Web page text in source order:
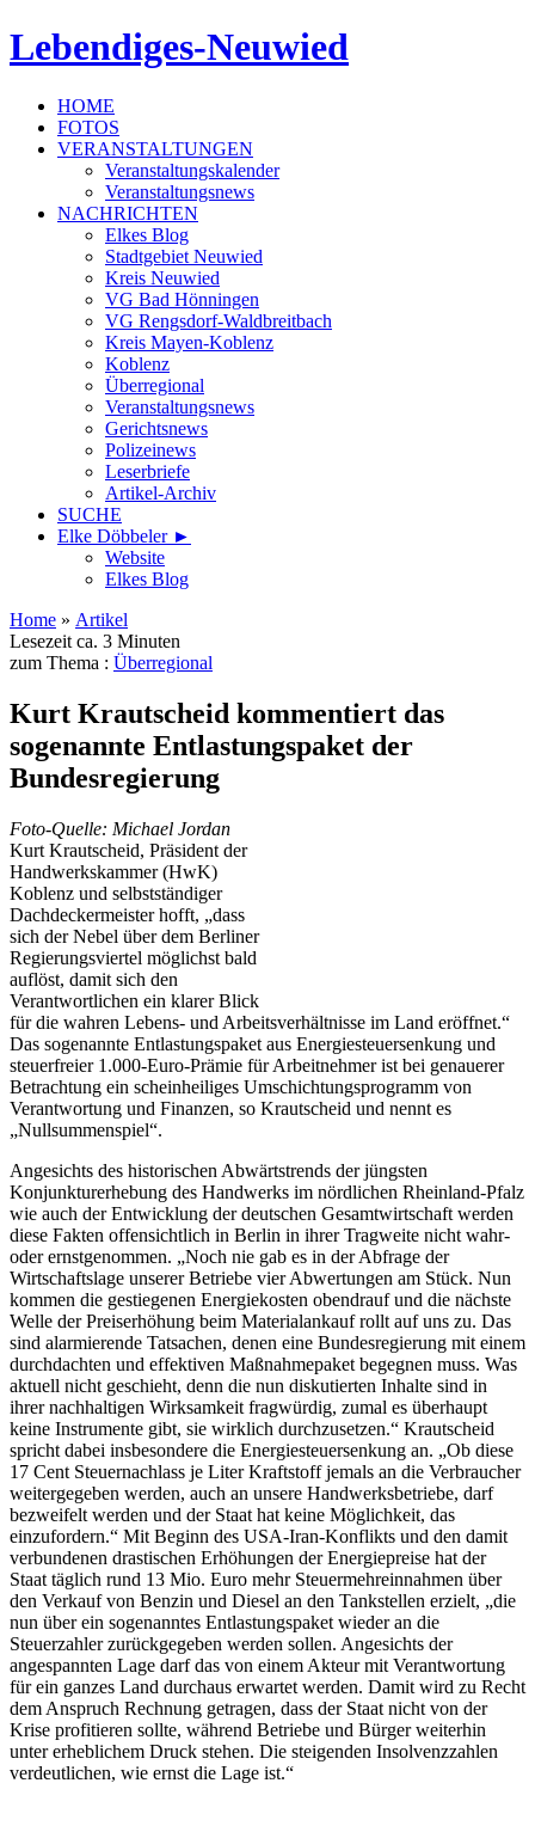
Lebendiges-Neuwied
HOME
FOTOS
VERANSTALTUNGEN
Veranstaltungskalender
Veranstaltungsnews
NACHRICHTEN
Elkes Blog
Stadtgebiet Neuwied
Kreis Neuwied
VG Bad Hönningen
VG Rengsdorf-Waldbreitbach
Kreis Mayen-Koblenz
Koblenz
Überregional
Veranstaltungsnews
Gerichtsnews
Polizeinews
Leserbriefe
Artikel-Archiv
SUCHE
Elke Döbbeler ►
Website
Elkes Blog
Home » Artikel
Lesezeit ca. 3 Minuten
zum Thema : Überregional
Kurt Krautscheid kommentiert das
sogenannte Entlastungspaket der
Bundesregierung
Foto-Quelle: Michael Jordan
Kurt Krautscheid, Präsident der
Handwerkskammer (HwK)
Koblenz und selbstständiger
Dachdeckermeister hofft, „dass
sich der Nebel über dem Berliner
Regierungsviertel möglichst bald
auflöst, damit sich den
Verantwortlichen ein klarer Blick
für die wahren Lebens- und Arbeitsverhältnisse im Land eröffnet.“
Das sogenannte Entlastungspaket aus Energiesteuersenkung und
steuerfreier 1.000-Euro-Prämie für Arbeitnehmer ist bei genauerer
Betrachtung ein scheinheiliges Umschichtungsprogramm von
Verantwortung und Finanzen, so Krautscheid und nennt es
„Nullsummenspiel“.
Angesichts des historischen Abwärtstrends der jüngsten
Konjunkturerhebung des Handwerks im nördlichen Rheinland-Pfalz
wie auch der Entwicklung der deutschen Gesamtwirtschaft werden
diese Fakten offensichtlich in Berlin in ihrer Tragweite nicht wahr-
oder ernstgenommen. „Noch nie gab es in der Abfrage der
Wirtschaftslage unserer Betriebe vier Abwertungen am Stück. Nun
kommen die gestiegenen Energiekosten obendrauf und die nächste
Welle der Preiserhöhung beim Materialankauf rollt auf uns zu. Das
sind alarmierende Tatsachen, denen eine Bundesregierung mit einem
durchdachten und effektiven Maßnahmepaket begegnen muss. Was
aktuell nicht geschieht, denn die nun diskutierten Inhalte sind in
ihrer nachhaltigen Wirksamkeit fragwürdig, zumal es überhaupt
keine Instrumente gibt, sie wirklich durchzusetzen.“ Krautscheid
spricht dabei insbesondere die Energiesteuersenkung an. „Ob diese
17 Cent Steuernachlass je Liter Kraftstoff jemals an die Verbraucher
weitergegeben werden, auch an unsere Handwerksbetriebe, darf
bezweifelt werden und der Staat hat keine Möglichkeit, das
einzufordern.“ Mit Beginn des USA-Iran-Konflikts und den damit
verbundenen drastischen Erhöhungen der Energiepreise hat der
Staat täglich rund 13 Mio. Euro mehr Steuermehreinnahmen über
den Verkauf von Benzin und Diesel an den Tankstellen erzielt, „die
nun über ein sogenanntes Entlastungspaket wieder an die
Steuerzahler zurückgegeben werden sollen. Angesichts der
angespannten Lage darf das von einem Akteur mit Verantwortung
für ein ganzes Land durchaus erwartet werden. Damit wird zu Recht
dem Anspruch Rechnung getragen, dass der Staat nicht von der
Krise profitieren sollte, während Betriebe und Bürger weiterhin
unter erheblichem Druck stehen. Die steigenden Insolvenzzahlen
verdeutlichen, wie ernst die Lage ist.“